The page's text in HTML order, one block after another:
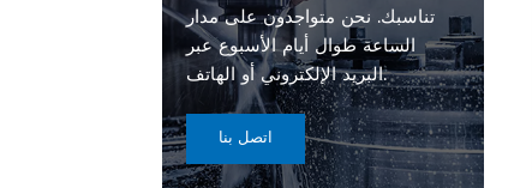
تناسبك. نحن متواجدون على مدار
الساعة طوال أيام الأسبوع عبر
البريد الإلكتروني أو الهاتف.
اتصل بنا